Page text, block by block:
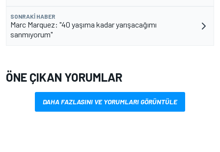
SONRAKI HABER
Marc Marquez: "40 yaşıma kadar yarışacağımı
sanmıyorum"
ÖNE ÇIKAN YORUMLAR
DAHA FAZLASINI VE YORUMLARI GÖRÜNTÜLE